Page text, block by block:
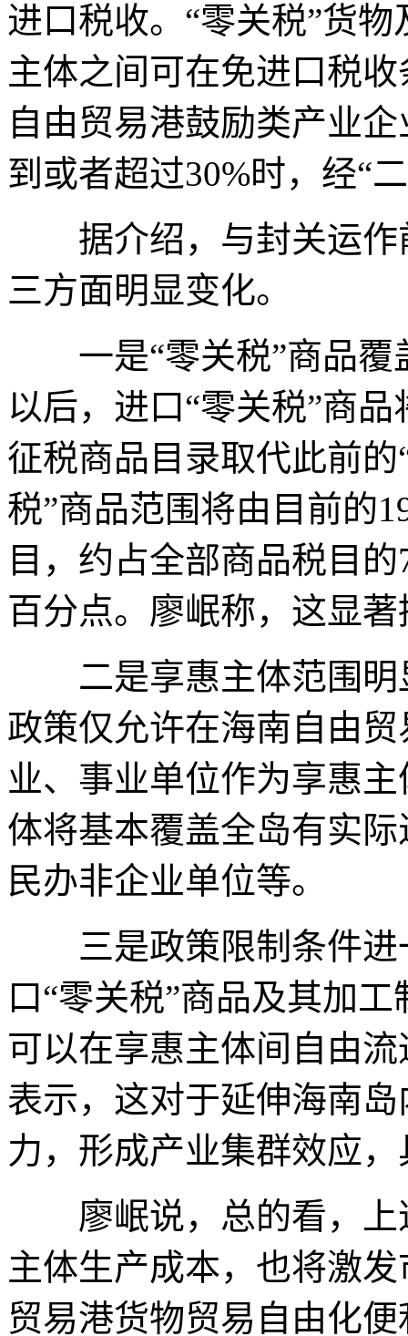
进口税收。“零关税”货
主体之间可在免进口税
自由贸易港鼓励类产业
到或者超过30%时，经“
据介绍，与封关运作
三方面明显变化。
一是“零关税”商品覆
以后，进口“零关税”商
征税商品目录取代此前
税”商品范围将由目前的
目，约占全部商品税目
百分点。廖岷称，这显
二是享惠主体范围明
政策仅允许在海南自由
业、事业单位作为享惠
体将基本覆盖全岛有实
民办非企业单位等。
三是政策限制条件进
口“零关税”商品及其加
可以在享惠主体间自由
表示，这对于延伸海南
力，形成产业集群效应
廖岷说，总的看，上
主体生产成本，也将激
贸易港货物贸易自由化